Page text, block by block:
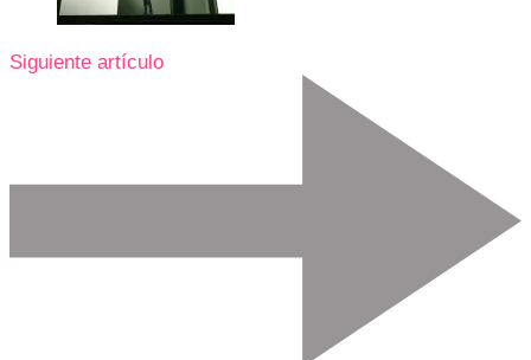
Siguiente artículo